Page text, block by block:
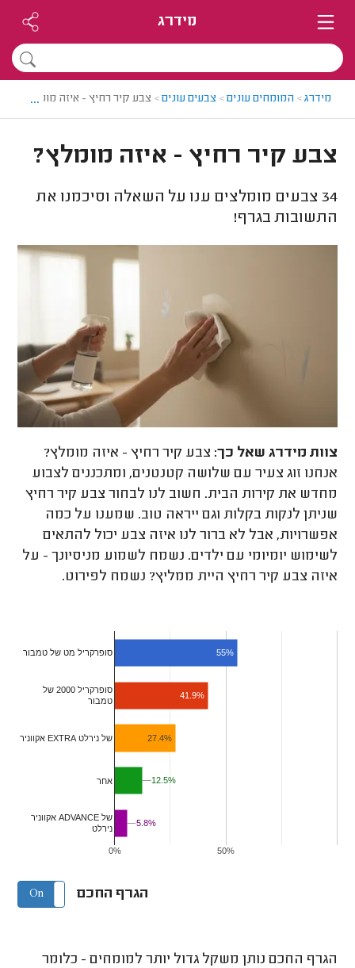
מידרג
מידרג> המומחים עונים> צבעים עונים> צבע קיר רחיץ - איזה מומלץ?
...
צבע קיר רחיץ - איזה מומלץ?
34 צבעים מומלצים ענו על השאלה וסיכמנו את
התשובות בגרף!
צוות מידרג שאל כך: צבע קיר רחיץ - איזה מומלץ?
אנחנו זוג צעיר עם שלושה קטנטנים, ומתכננים לצבוע
מחדש את קירות הבית. חשוב לנו לבחור צבע קיר רחיץ
שניתן לנקות בקלות וגם ייראה טוב. שמענו על כמה
אפשרויות, אבל לא ברור לנו איזה צבע יכול להתאים
לשימוש יומיומי עם ילדים. נשמח לשמוע מניסיונך - על
איזה צבע קיר רחיץ היית ממליץ? נשמח לפירוט.
0% 50%
סופרקריל מט של טמבור
סופרקריל 2000 של
טמבור
אקווניר EXTRA של נירלט
אחר
אקווניר ADVANCE של
נירלט
55%
41.9%
27.4%
12.5%
12.5%
5.8%
5.8%
הגרף החכם On Off
הגרף החכם נותן משקל גדול יותר למומחים - כלומר